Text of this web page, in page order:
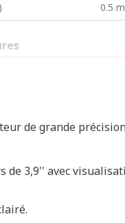
0.5
205
de grande
de 3,9'' avec